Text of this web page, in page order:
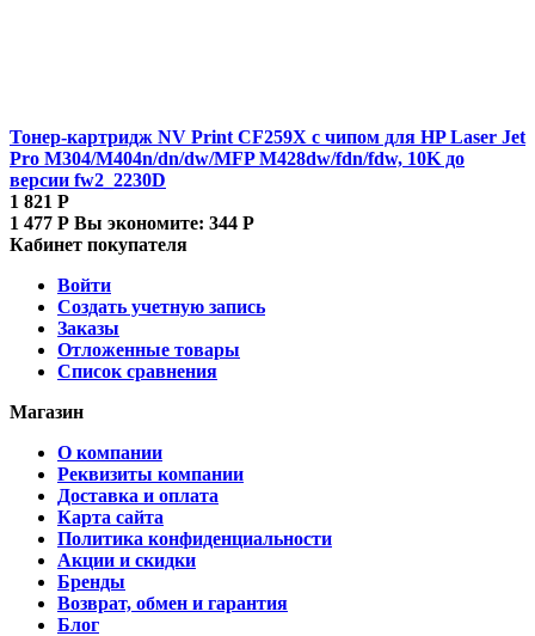
Тонер-картридж NV Print CF259X с чипом для HP Laser Jet
Pro M304/M404n/dn/dw/MFP M428dw/fdn/fdw, 10K до
версии fw2_2230D
1 821 Р
1 477 Р Вы экономите: 344 Р
Кабинет покупателя
Войти
Создать учетную запись
Заказы
Отложенные товары
Список сравнения
Магазин
О компании
Реквизиты компании
Доставка и оплата
Карта сайта
Политика конфиденциальности
Акции и скидки
Бренды
Возврат, обмен и гарантия
Блог